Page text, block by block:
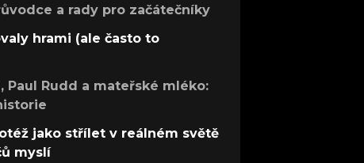
a rady pro začátečníky
hrami (ale často to
Paul Rudd a mateřské mléko:
jako střílet v reálném světě
myslí